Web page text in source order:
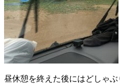
昼休憩を終えた後にはどしゃぶ